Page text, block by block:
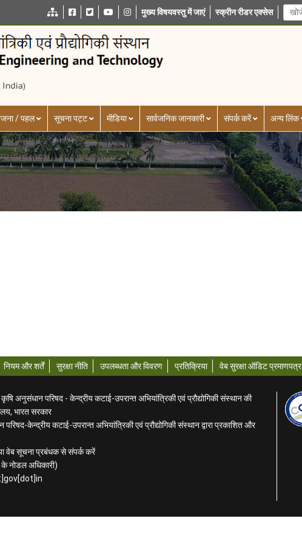
मुख्य विषयवस्तु में जाएं स्क्रीन रीडर एक्सेस
/ पहल सूचना पट्ट मीडिया सार्वजनिक जानकारी संपर्क करें अन्य लिंक
नियम और शर्तें सुरक्षा नीति उपलब्धता और विवरण प्रतिक्रिया वेब सुरक्षा ऑडिट प्रमाणपत्र
अनुसंधान परिषद - केन्द्रीय कटाई-उपरान्त अभियांत्रिकी एवं प्रौद्योगिकी संस्थान की
भारत सरकार
केन्द्रीय कटाई-उपरान्त अभियांत्रिकी एवं प्रौद्योगिकी संस्थान द्वारा प्रकाशित और
वेब सूचना प्रबंधक से संपर्क करें
के नोडल अधिकारी)